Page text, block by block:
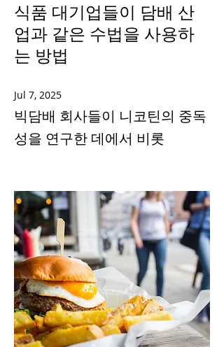
식품 대기업들이 담배 산
업과 같은 수법을 사용하
는 방법
Jul 7, 2025
빅담배 회사들이 니코틴의 중독
성을 연구한 데에서 비롯